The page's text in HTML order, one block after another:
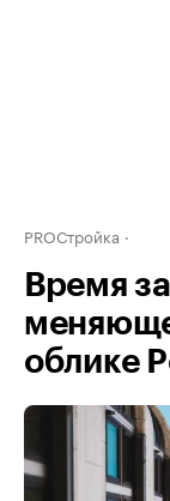
PROСтройка
Время
облике